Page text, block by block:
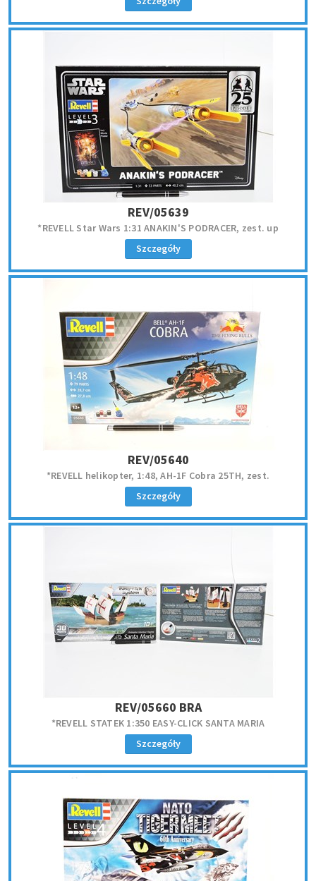
REV/05639
*REVELL Star Wars 1:31 ANAKIN'S PODRACER, zest. up
Szczegóły
REV/05640
*REVELL helikopter, 1:48, AH-1F Cobra 25TH, zest.
Szczegóły
REV/05660 BRA
*REVELL STATEK 1:350 EASY-CLICK SANTA MARIA
Szczegóły